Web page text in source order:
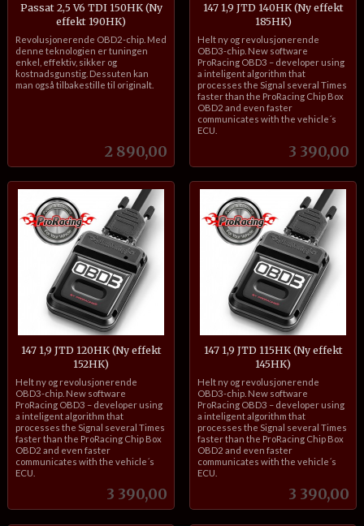
Passat 2,5 V6 TDI 150HK (Ny
effekt 190HK)
Pris
2 890,00
inkl.
mva.
Revolusjonerende OBD2-chip. Med
denne teknologien er tuningen
enkel, effektiv, sikker og
kostnadsgunstig. Dessuten kan
man også tilbakestille til originalt.
147 1,9 JTD 140HK (Ny effekt
185HK)
Pris
3 390,00
inkl.
mva.
Helt ny og revolusjonerende
OBD3-chip. New software
ProRacing OBD3 – developer using
a inteligent algorithm that
processes the Signal several Times
faster than the ProRacing Chip Box
OBD2 and even faster
communicates with the vehicle´s
ECU.
147 1,9 JTD 120HK (Ny effekt
152HK)
Pris
3 390,00
inkl.
mva.
Helt ny og revolusjonerende
OBD3-chip. New software
ProRacing OBD3 – developer using
a inteligent algorithm that
processes the Signal several Times
faster than the ProRacing Chip Box
OBD2 and even faster
communicates with the vehicle´s
ECU.
147 1,9 JTD 115HK (Ny effekt
145HK)
Pris
3 390,00
inkl.
mva.
Helt ny og revolusjonerende
OBD3-chip. New software
ProRacing OBD3 – developer using
a inteligent algorithm that
processes the Signal several Times
faster than the ProRacing Chip Box
OBD2 and even faster
communicates with the vehicle´s
ECU.